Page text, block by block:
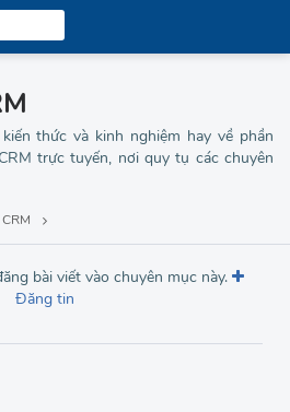
thức và kinh nghiệm hay về phần
trực tuyến, nơi quy tụ các chuyên
CRM
bài viết vào chuyên mục này.
Đăng tin